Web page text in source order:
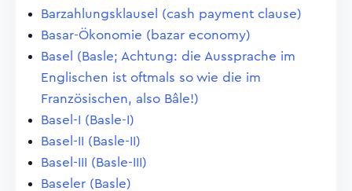
Barzahlungsklausel (cash payment clause)
Basar-Ökonomie (bazar economy)
Basel (Basle; Achtung: die Aussprache im
Englischen ist oftmals so wie die im
Französischen, also Bâle!)
Basel-I (Basle-I)
Basel-II (Basle-II)
Basel-III (Basle-III)
Baseler (Basle)